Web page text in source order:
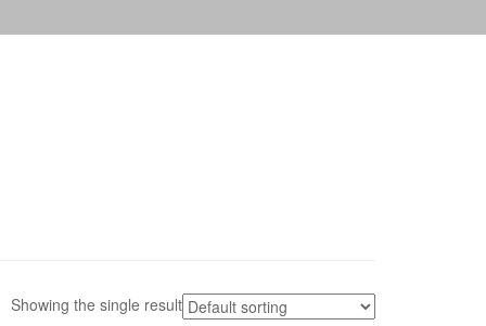
Showing the single result